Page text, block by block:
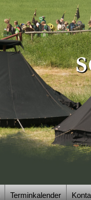
Terminkalender